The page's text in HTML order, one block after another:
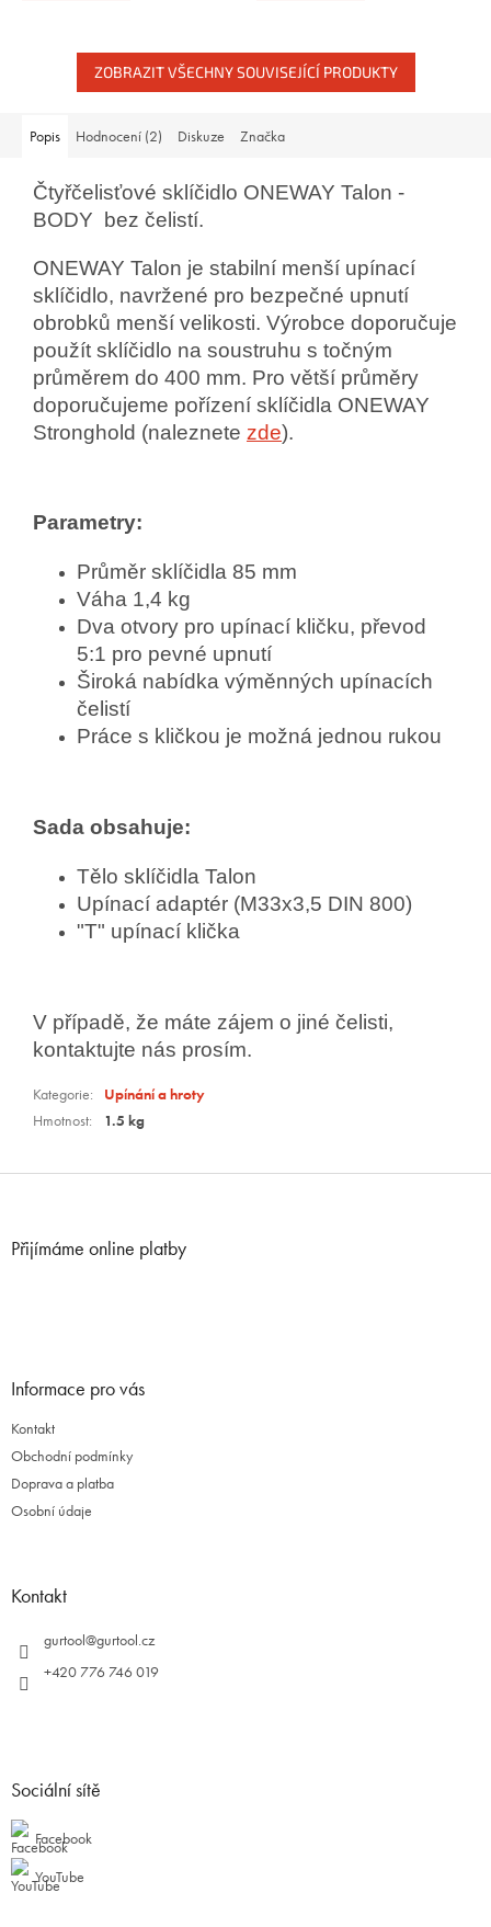
ZOBRAZIT VŠECHNY SOUVISEJÍCÍ PRODUKTY
Popis Hodnocení (2) Diskuze Značka
Čtyřčelisťové sklíčidlo ONEWAY Talon -
BODY bez čelistí.
ONEWAY Talon je stabilní menší upínací
sklíčidlo, navržené pro bezpečné upnutí
obrobků menší velikosti. Výrobce doporučuje
použít sklíčidlo na soustruhu s točným
průměrem do 400 mm. Pro větší průměry
doporučujeme pořízení sklíčidla ONEWAY
Stronghold (naleznete zde).
Parametry:
Průměr sklíčidla 85 mm
Váha 1,4 kg
Dva otvory pro upínací kličku, převod
5:1 pro pevné upnutí
Široká nabídka výměnných upínacích
čelistí
Práce s kličkou je možná jednou rukou
Sada obsahuje:
Tělo sklíčidla Talon
Upínací adaptér (M33x3,5 DIN 800)
"T" upínací klička
V případě, že máte zájem o jiné čelisti,
kontaktujte nás prosím.
Kategorie:
Upínání a hroty
Hmotnost: 1.5 kg
Přijímáme online platby
Informace pro vás
Kontakt
Obchodní podmínky
Doprava a platba
Osobní údaje
Kontakt
gurtool@gurtool.cz
+420 776 746 019
Sociální sítě
Facebook
YouTube